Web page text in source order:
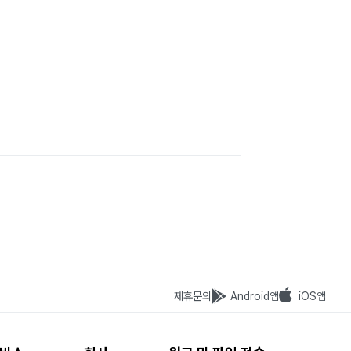
제휴문의 Android앱 iOS앱